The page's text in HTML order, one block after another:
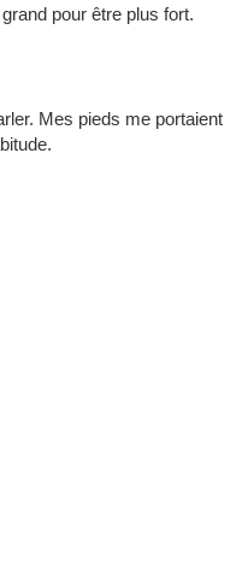
pour être plus fort.
Mes pieds me portaient